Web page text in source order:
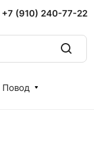
+7 (910) 240-77-22
Повод